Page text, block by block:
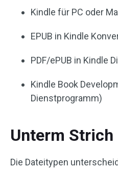
Kindle für PC oder
EPUB in Kindle
PDF/ePUB in Kindle
Kindle Book
Dienstprogramm)
Unterm Strich
Die Dateitypen